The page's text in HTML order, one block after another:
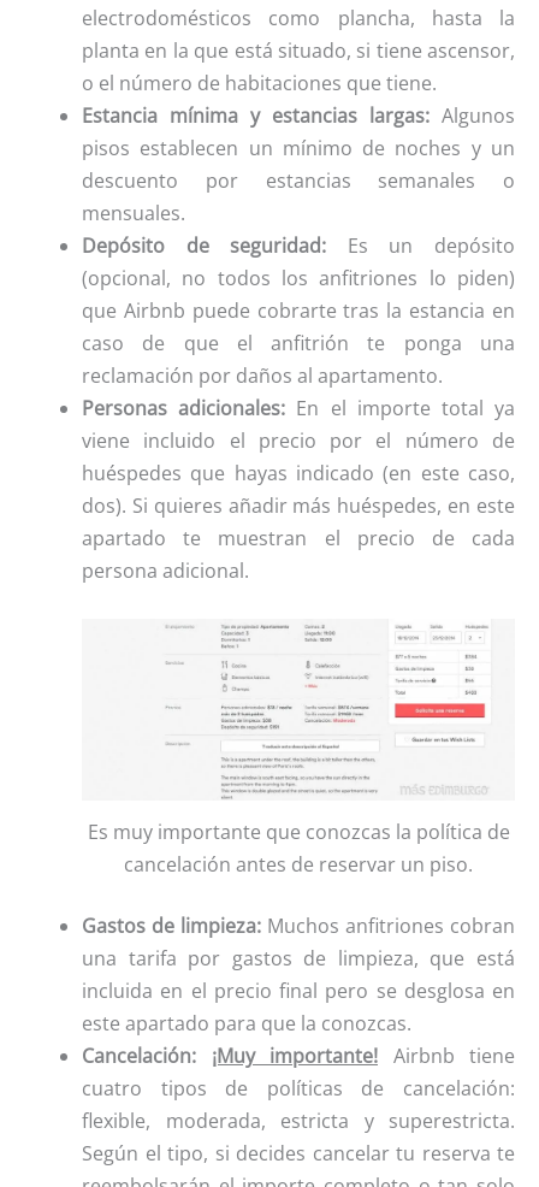
electrodomésticos como plancha, hasta la
planta en la que está situado, si tiene ascensor,
o el número de habitaciones que tiene.
Estancia mínima y estancias largas: Algunos
pisos establecen un mínimo de noches y un
descuento por estancias semanales o
mensuales.
Depósito de seguridad: Es un depósito
(opcional, no todos los anfitriones lo piden)
que Airbnb puede cobrarte tras la estancia en
caso de que el anfitrión te ponga una
reclamación por daños al apartamento.
Personas adicionales: En el importe total ya
viene incluido el precio por el número de
huéspedes que hayas indicado (en este caso,
dos). Si quieres añadir más huéspedes, en este
apartado te muestran el precio de cada
persona adicional.
Es muy importante que conozcas la política de
cancelación antes de reservar un piso.
Gastos de limpieza: Muchos anfitriones cobran
una tarifa por gastos de limpieza, que está
incluida en el precio final pero se desglosa en
este apartado para que la conozcas.
Cancelación:
¡Muy importante! Airbnb tiene
cuatro tipos de políticas de cancelación:
flexible, moderada, estricta y superestricta.
Según el tipo, si decides cancelar tu reserva te